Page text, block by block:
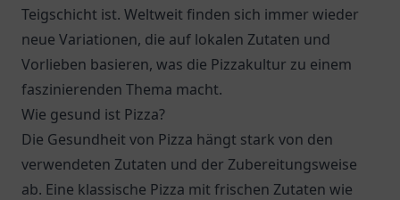
Teigschicht ist. Weltweit finden sich immer wieder
neue Variationen, die auf lokalen Zutaten und
Vorlieben basieren, was die Pizzakultur zu einem
faszinierenden Thema macht.
Wie gesund ist Pizza?
Die Gesundheit von Pizza hängt stark von den
verwendeten Zutaten und der Zubereitungsweise
ab. Eine klassische Pizza mit frischen Zutaten wie